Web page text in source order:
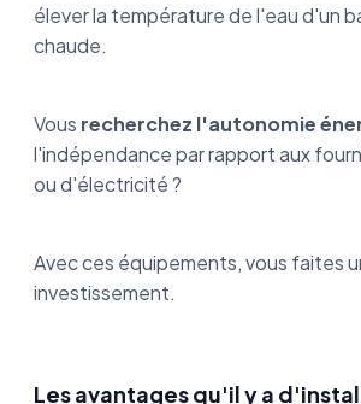
élever la température de l'eau d'un
chaude.
Vous recherchez l'autonomie
l'indépendance par rapport aux
ou d'électricité ?
Avec ces équipements, vous faites
investissement.
Les avantages qu'il y a